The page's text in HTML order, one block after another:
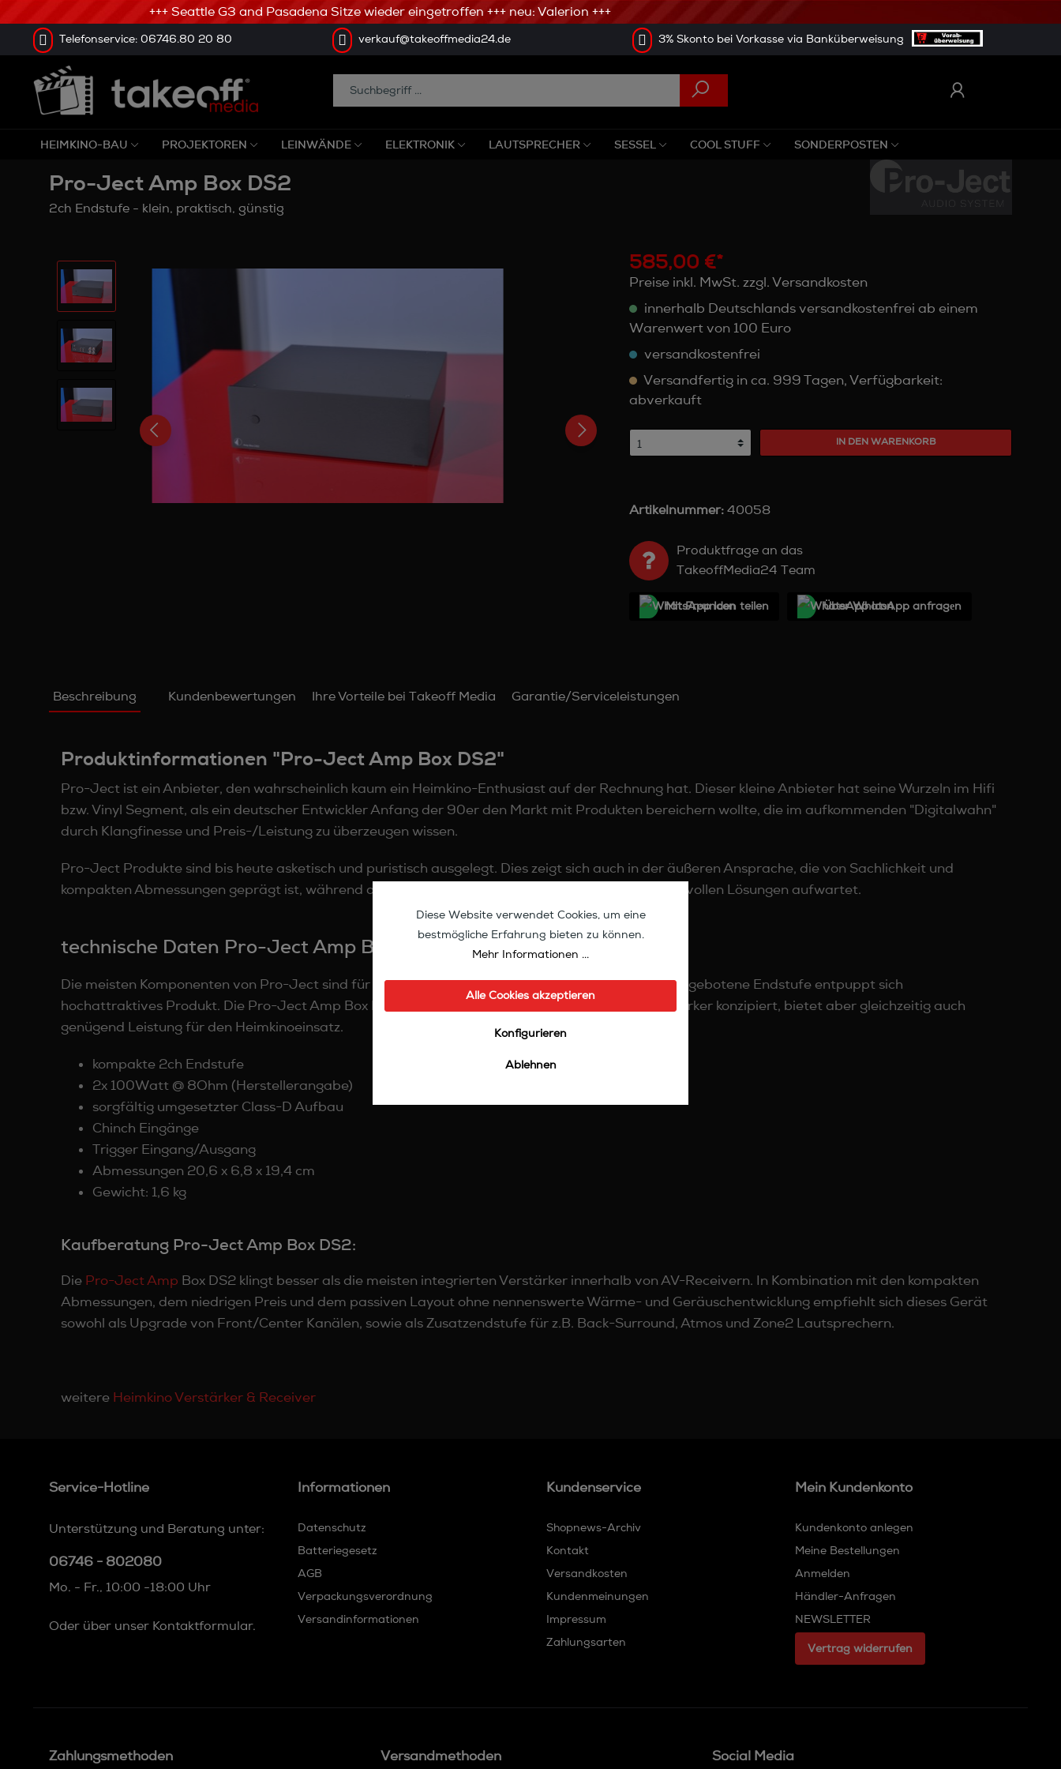
Telefonservice: 06746.80 20 80 verkauf@takeoffmedia24.de 3% Skonto bei Vorkasse via Banküberweisung
+++ Seattle G3 and Pasadena Sitze wieder eingetroffen +++ neu: Valerion +++
HEIMKINO-BAU PROJEKTOREN LEINWÄNDE ELEKTRONIK LAUTSPRECHER SESSEL COOL STUFF SONDERPOSTEN
Pro-Ject Amp Box DS2
2ch Endstufe - klein, praktisch, günstig
585,00 €*
Preise inkl. MwSt. zzgl. Versandkosten
innerhalb Deutschlands versandkostenfrei ab einem
Warenwert von 100 Euro
versandkostenfrei
Versandfertig in ca. 999 Tagen, Verfügbarkeit:
abverkauft
IN DEN WARENKORB
Artikelnummer: 40058
Produktfrage an das
TakeoffMedia24 Team
Mit Frеunden teilen Über WhatѕApp anfragеn
Beschreibung Kundenbewertungen Ihre Vorteile bei Takeoff Media Garantie/Serviceleistungen
Produktinformationen "Pro-Ject Amp Box DS2"
Pro-Ject ist ein Anbieter, den wahrscheinlich kaum ein Heimkino-Enthusiast auf der Rechnung hat. Dieser kleine Anbieter hat seine Wurzeln im Hifi
bzw. Vinyl Segment, als ein deutscher Entwickler Anfang der 90er den Markt mit Produkten bereichern wollte, die im aufkommenden "Digitalwahn"
durch Klangfinesse und Preis-/Leistung zu überzeugen wissen.
Pro-Ject Produkte sind bis heute asketisch und puristisch ausgelegt. Dies zeigt sich auch in der äußeren Ansprache, die von Sachlichkeit und
kompakten Abmessungen geprägt ist, während der technische Aufbau mit durchdachten und sinnvollen Lösungen aufwartet.
technische Daten Pro-Ject Amp Box DS2:
Die meisten Komponenten von Pro-Ject sind für Heimkinos komplett ungeeignet - doch die hier angebotene Endstufe entpuppt sich
hochattraktives Produkt. Die Pro-Ject Amp Box DS2 ist primär als audiophiler Class-D 2ch Verstärker konzipiert, bietet aber gleichzeitig auch
genügend Leistung für den Heimkinoeinsatz.
kompakte 2ch Endstufe
2x 100Watt @ 8Ohm (Herstellerangabe)
sorgfältig umgesetzter Class-D Aufbau
Chinch Eingänge
Trigger Eingang/Ausgang
Abmessungen 20,6 x 6,8 x 19,4 cm
Gewicht: 1,6 kg
Kaufberatung Pro-Ject Amp Box DS2:
Die Pro-Ject Amp Box DS2 klingt besser als die meisten integrierten Verstärker innerhalb von AV-Receivern. In Kombination mit den kompakten
Abmessungen, dem niedrigen Preis und dem passiven Layout ohne nennenswerte Wärme- und Geräuschentwicklung empfiehlt sich dieses Gerät
sowohl als Upgrade von Front/Center Kanälen, sowie als Zusatzendstufe für z.B. Back-Surround, Atmos und Zone2 Lautsprechern.
weitere Heimkino Verstärker & Receiver
Service-Hotline
Unterstützung und Beratung unter:
06746 - 802080
Mo. - Fr., 10:00 -18:00 Uhr
Oder über unser Kontaktformular.
Informationen
Datenschutz
Batteriegesetz
AGB
Verpackungsverordnung
Versandinformationen
Kundenservice
Shopnews-Archiv
Kontakt
Versandkosten
Kundenmeinungen
Impressum
Zahlungsarten
Mein Kundenkonto
Kundenkonto anlegen
Meine Bestellungen
Anmelden
Händler-Anfragen
NEWSLETTER
Vertrag widerrufen
Zahlungsmethoden Versandmethoden Social Media
Diese Website verwendet Cookies, um eine
bestmögliche Erfahrung bieten zu können.
Mehr Informationen ...
Alle Cookies akzeptieren
Konfigurieren
Ablehnen